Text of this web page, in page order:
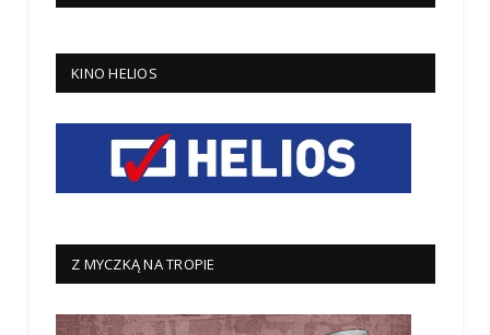
KINO HELIOS
Z MYCZKĄ NA TROPIE